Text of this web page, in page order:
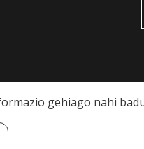
gehiago nahi